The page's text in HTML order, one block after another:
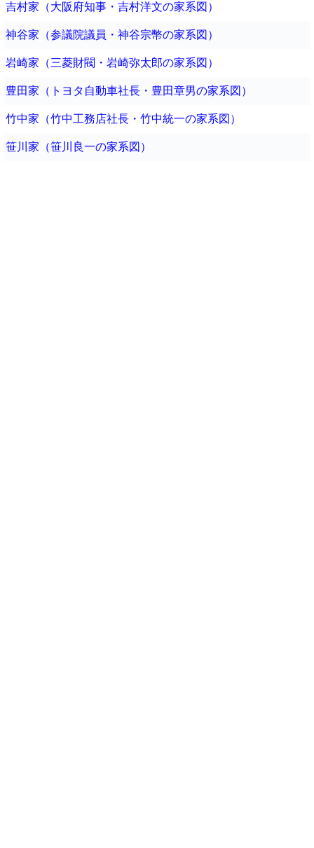
吉村家（大阪府知事・吉村洋文の家系図）
神谷家（参議院議員・神谷宗幣の家系図）
岩崎家（三菱財閥・岩崎弥太郎の家系図）
豊田家（トヨタ自動車社長・豊田章男の家系図）
竹中家（竹中工務店社長・竹中統一の家系図）
笹川家（笹川良一の家系図）